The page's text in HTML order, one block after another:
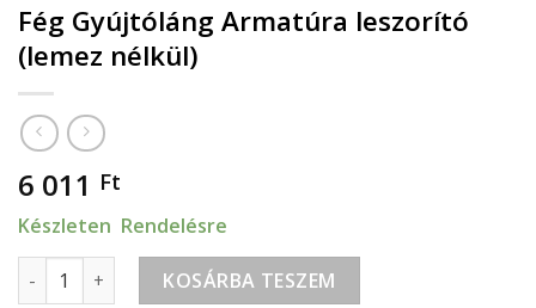
Fég Gyújtóláng Armatúra leszorító
(lemez nélkül)
6 011 Ft
Készleten Rendelésre
Fég Gyújtóláng Armatúra leszorító (lemez nélkül) mennyiség
KOSÁRBA TESZEM